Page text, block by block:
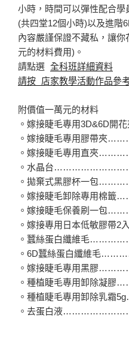
小時，時間可以彈性配合
(共四堂12個小時)以及進階
內容嚴謹保證不藏私，讓
元的材料費用)。
請點選 全科班詳細資料
請按 店家教學活動作品參
附價值一萬元的材料
。嫁接睫毛專用3D&6D
。嫁接睫毛專用膠帶
。嫁接睫毛專用直
。水晶台
。拋棄式黑膠杯一包
。嫁接睫毛卸除專用
。嫁接睫毛保養刷一
。嫁接專用日本低敏膠
。蠶絲蛋白纖維毛
。6D蠶絲蛋白纖維毛
。嫁接睫毛專用黑膠
。種植睫毛專用卸除
。種植睫毛專用卸除
。去蛋白液